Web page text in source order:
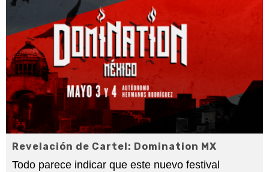
Revelación de Cartel: Domination MX
Todo parece indicar que este nuevo festival